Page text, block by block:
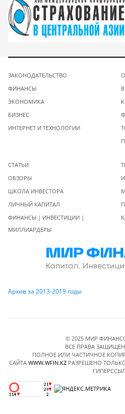
ЗАКОНОДАТЕЛЬСТВО
ФИНАНСЫ
ЭКОНОМИКА
БИЗНЕС
ИНТЕРНЕТ И ТЕХНОЛОГИИ
СТАТЬИ
ОБЗОРЫ
ШКОЛА ИНВЕСТОРА
ЛИЧНЫЙ КАПИТАЛ
ФИНАНСЫ | ИНВЕСТИЦИИ |
МИЛЛИАРДЕРЫ
Архив за 2013-2019 годы
© 2025 МИР
ВСЕ ПРАВА
ПОЛНОЕ ИЛИ ЧАСТИЧНОЕ
САЙТА WWW.WFIN.KZРАЗРЕШЕНО